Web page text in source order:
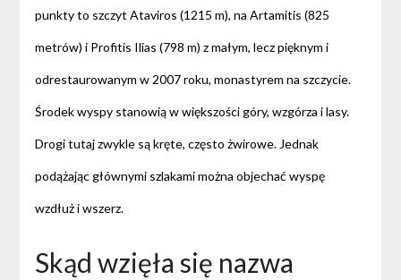
punkty to szczyt Ataviros (1215 m), na Artamitis (825
metrów) i Profitis Ilias (798 m) z małym, lecz pięknym i
odrestaurowanym w 2007 roku, monastyrem na szczycie.
Środek wyspy stanowią w większości góry, wzgórza i lasy.
Drogi tutaj zwykle są kręte, często żwirowe. Jednak
podążając głównymi szlakami można objechać wyspę
wzdłuż i wszerz.
Skąd wzięła się nazwa